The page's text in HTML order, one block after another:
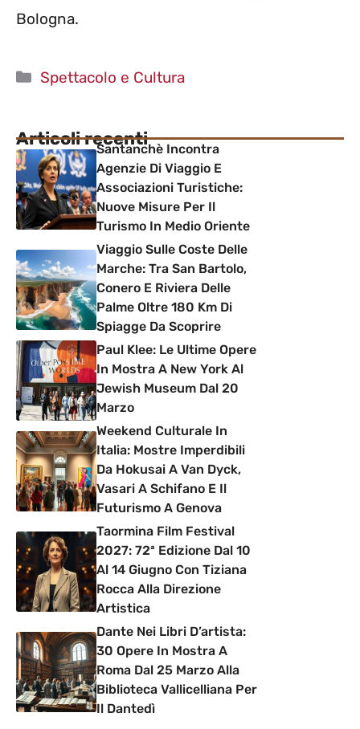
Bologna.
Categorie
Spettacolo e Cultura
Articoli recentiSantanchè Incontra
Agenzie Di Viaggio E
Associazioni Turistiche:
Nuove Misure Per Il
Turismo In Medio Oriente
Viaggio Sulle Coste Delle
Marche: Tra San Bartolo,
Conero E Riviera Delle
Palme Oltre 180 Km Di
Spiagge Da Scoprire
Paul Klee: Le Ultime Opere
In Mostra A New York Al
Jewish Museum Dal 20
Marzo
Weekend Culturale In
Italia: Mostre Imperdibili
Da Hokusai A Van Dyck,
Vasari A Schifano E Il
Futurismo A Genova
Taormina Film Festival
2027: 72ª Edizione Dal 10
Al 14 Giugno Con Tiziana
Rocca Alla Direzione
Artistica
Dante Nei Libri D’artista:
30 Opere In Mostra A
Roma Dal 25 Marzo Alla
Biblioteca Vallicelliana Per
Il Dantedì